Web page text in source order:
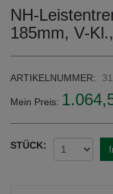
NH-
185mm, V-
ARTIKELNUMMER:
Mein Preis:
STÜCK: